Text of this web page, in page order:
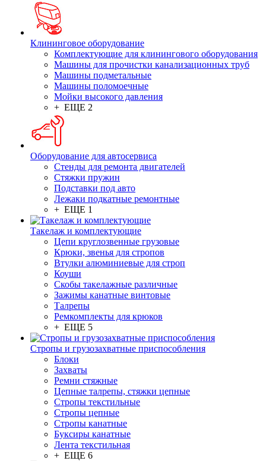
Клининговое оборудование
Комплектующие для клинингового оборудования
Машины для прочистки канализационных труб
Машины подметальные
Машины поломоечные
Мойки высокого давления
+ ЕЩЕ 2
Оборудование для автосервиса
Стенды для ремонта двигателей
Стяжки пружин
Подставки под авто
Лежаки подкатные ремонтные
+ ЕЩЕ 1
Такелаж и комплектующие
Цепи круглозвенные грузовые
Крюки, звенья для стропов
Втулки алюминиевые для строп
Коуши
Скобы такелажные различные
Зажимы канатные винтовые
Талрепы
Ремкомплекты для крюков
+ ЕЩЕ 5
Стропы и грузозахватные приспособления
Блоки
Захваты
Ремни стяжные
Цепные талрепы, стяжки цепные
Стропы текстильные
Стропы цепные
Стропы канатные
Буксиры канатные
Лента текстильная
+ ЕЩЕ 6